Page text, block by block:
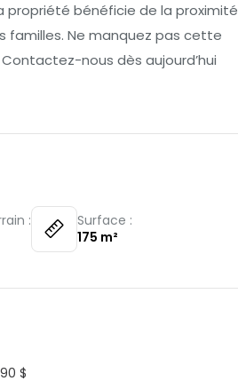
propriété bénéficie de la proximité
familles. Ne manquez pas cette
nous dès aujourd’hui
:
Surface :
175 m²
$